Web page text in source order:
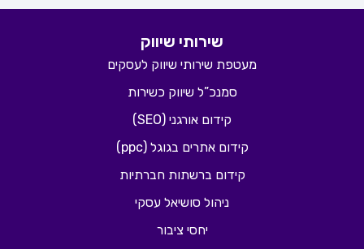
שירותי שיווק
מעטפת שירותי שיווק לעסקים
סמנכ”ל שיווק כשירות
קידום אורגני (SEO)
קידום אתרים בגוגל (ppc)
קידום ברשתות חברתיות
ניהול סושיאל עסקי
יחסי ציבור